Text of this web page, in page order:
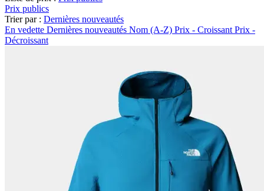
Prix publics
Trier par : Dernières nouveautés
En vedette Dernières nouveautés Nom (A-Z) Prix - Croissant Prix -
Décroissant